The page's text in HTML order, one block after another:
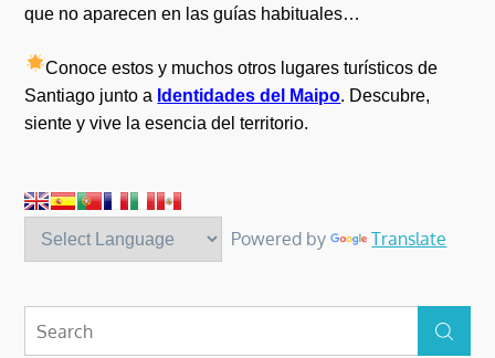
que no aparecen en las guías habituales…
Conoce estos y muchos otros lugares turísticos de
Santiago junto a Identidades del Maipo. Descubre,
siente y vive la esencia del territorio.
Powered by Translate
for:
Search